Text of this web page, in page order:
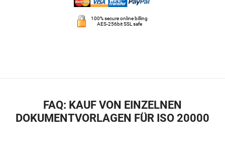
100% secure online billing
AES-256bit SSL safe
FAQ: KAUF VON EINZELNEN
DOKUMENTVORLAGEN FÜR ISO 20000